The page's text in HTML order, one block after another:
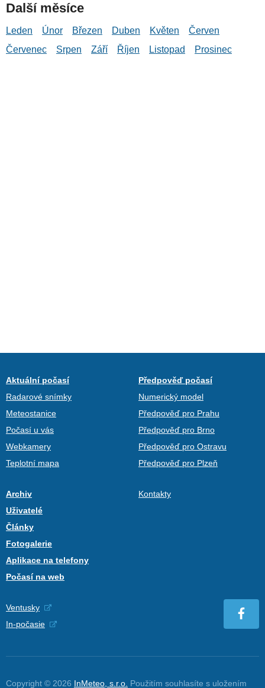
Další měsíce
Leden Únor Březen Duben Květen
Červen
Červenec
Srpen Září Říjen Listopad Prosinec
Aktuální počasí
Radarové snímky
Meteostanice
Počasí u vás
Webkamery
Teplotní mapa
Předpověď počasí
Numerický model
Předpověď pro Prahu
Předpověď pro Brno
Předpověď pro Ostravu
Předpověď pro Plzeň
Archiv
Uživatelé
Články
Fotogalerie
Aplikace na telefony
Počasí na web
Kontakty
Ventusky
In-počasie
Copyright © 2026 InMeteo, s.r.o. Použitím souhlasíte s uložením